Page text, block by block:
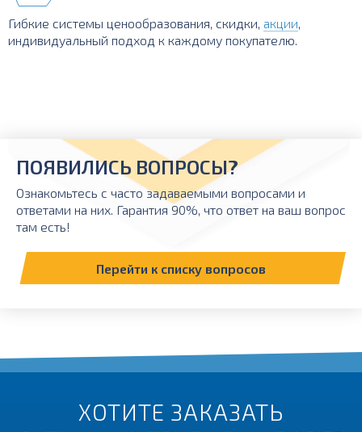
Гибкие системы ценообразования, скидки, акции,
индивидуальный подход к каждому покупателю.
ХОТИТЕ ЗАКАЗАТЬ
ПОЯВИЛИСЬ ВОПРОСЫ?
Ознакомьтесь с часто задаваемыми вопросами и
ответами на них. Гарантия 90%, что ответ на ваш вопрос
там есть!
Перейти к списку вопросов